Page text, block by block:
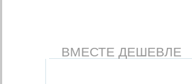
ВМЕСТЕ ДЕШЕВЛЕ